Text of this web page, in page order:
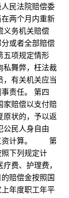
民法院赔偿委
两个月内重新
务机关赔偿
或者全部赔偿
项规定情形
舞弊，枉法裁
有关机关应当
责任。 第四
赔偿以支付赔
状的，予以返
民人身自由
工资计算。 第
下列规定计
费、护理费，
赔偿金按照国
年度职工年平